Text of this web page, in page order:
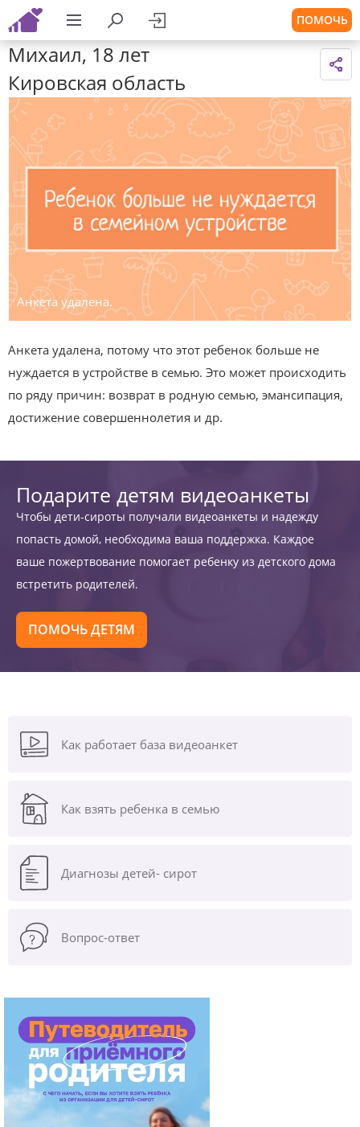
ПОМОЧЬ
Михаил, 18 лет
Кировская область
Анкета удалена.
Анкета удалена, потому что этот ребенок больше не
нуждается в устройстве в семью. Это может происходить
по ряду причин: возврат в родную семью, эмансипация,
достижение совершеннолетия и др.
Подарите детям видеоанкеты
Чтобы дети-сироты получали видеоанкеты и надежду
попасть домой, необходима ваша поддержка. Каждое
ваше пожертвование помогает ребенку из детского дома
встретить родителей.
ПОМОЧЬ ДЕТЯМ
Как работает база видеоанкет
Как взять ребенка в семью
Диагнозы детей- сирот
Вопрос-ответ